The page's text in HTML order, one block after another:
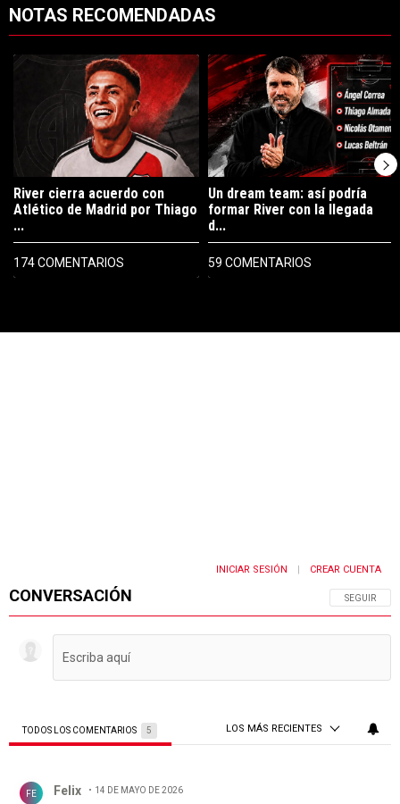
NOTAS RECOMENDADAS
Un artículo de tendencia con el título "River cierra acuerdo con
River cierra acuerdo con
Atlético de Madrid por Thiago
...
174 COMENTARIOS
Un artículo de tendencia con el
Un dream team: así podría
formar River con la llegada
d...
59 COMENTARIOS
CONVERSACIÓN SIGA ESTA
SEGUIR
INICIAR SESIÓN CREAR CUENTA
TODOS LOS COMENTARIOS 5 LOS MÁS RECIENTES
FE Felix 14 DE MAYO DE 2026